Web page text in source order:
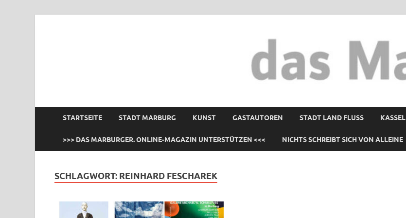
STARTSEITE STADT MARBURG KUNST GASTAUTOREN STADT LAND FLUSS KASSEL
>>> DAS MARBURGER. ONLINE-MAGAZIN UNTERSTÜTZEN <<< NICHTS SCHREIBT SICH VON ALLEINE
SCHLAGWORT: REINHARD FESCHAREK